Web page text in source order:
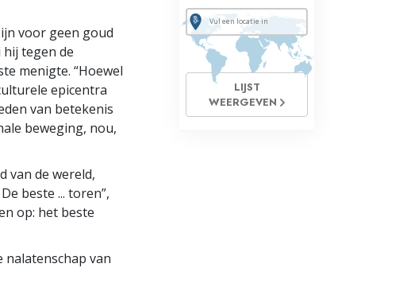
voor geen goud
hij tegen de
menigte. “Hoewel
epicentra
van betekenis
beweging, nou,
van de wereld,
beste ... toren”,
op: het beste
nalatenschap van
LIJST
WEERGEVEN